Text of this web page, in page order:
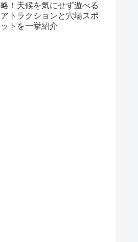
略！天候を気にせず遊べる
アトラクションと穴場スポ
ットを一挙紹介